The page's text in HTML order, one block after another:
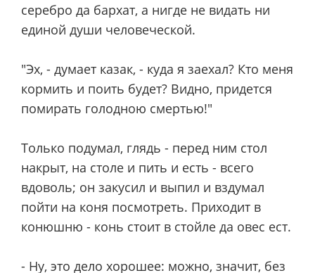
серебро да бархат, а нигде не видать ни
единой души человеческой.
"Эх, - думает казак, - куда я заехал? Кто меня
кормить и поить будет? Видно, придется
помирать голодною смертью!"
Только подумал, глядь - перед ним стол
накрыт, на столе и пить и есть - всего
вдоволь; он закусил и выпил и вздумал
пойти на коня посмотреть. Приходит в
конюшню - конь стоит в стойле да овес ест.
- Ну, это дело хорошее: можно, значит, без